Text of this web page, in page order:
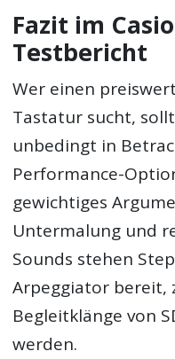
Fazit im
Testbericht
Wer einen
Tastatur sucht,
unbedingt in
Performance-
gewichtiges
Untermalung und
Sounds stehen
Arpeggiator bereit,
Begleitklänge von
werden.